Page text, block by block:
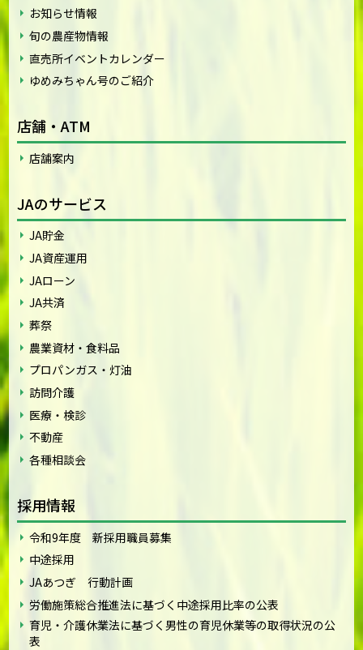
お知らせ情報
旬の農産物情報
直売所イベントカレンダー
ゆめみちゃん号のご紹介
店舗・ATM
店舗案内
JAのサービス
JA貯金
JA資産運用
JAローン
JA共済
葬祭
農業資材・食料品
プロパンガス・灯油
訪問介護
医療・検診
不動産
各種相談会
採用情報
令和9年度 新採用職員募集
中途採用
JAあつぎ 行動計画
労働施策総合推進法に基づく中途採用比率の公表
育児・介護休業法に基づく男性の育児休業等の取得状況の公
表